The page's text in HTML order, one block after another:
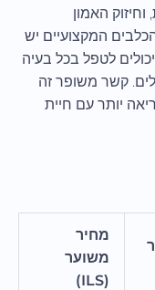
וחיזוק האמון
המקצועיים יש
לטפל בכל בעיה
קשר משופר זה
יותר עם חיית
מחיר
משוער
(ILS)